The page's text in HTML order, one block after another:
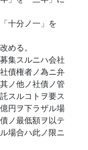
十分ノ一」を
める。
集スルニハ会社
債権者ノ為ニ弁
ノ他ノ社債ノ管
スルコトヲ要ス
円ヲ下ラザル場
ノ最低額ヲ以テ
場合ハ此ノ限ニ